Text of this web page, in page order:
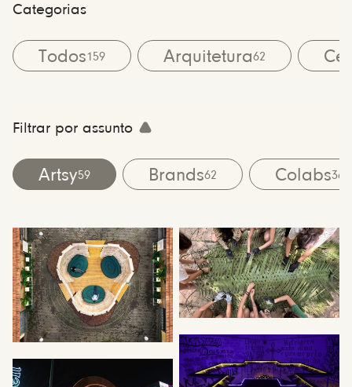
Categorias
Todos159 Arquitetura62
Filtrar por assunto
Artsy59 Brands62 Colabs36